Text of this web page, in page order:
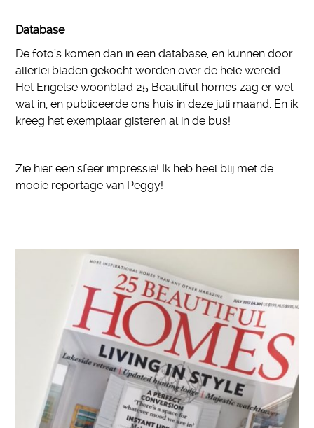
Database
De foto’s komen dan in een database, en kunnen door
allerlei bladen gekocht worden over de hele wereld.
Het Engelse woonblad 25 Beautiful homes zag er wel
wat in, en publiceerde ons huis in deze juli maand. En ik
kreeg het exemplaar gisteren al in de bus!
Zie hier een sfeer impressie! Ik heb heel blij met de
mooie reportage van Peggy!